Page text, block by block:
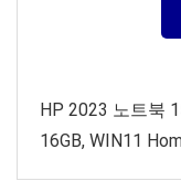
HP 2023 노트북
16GB, WIN11